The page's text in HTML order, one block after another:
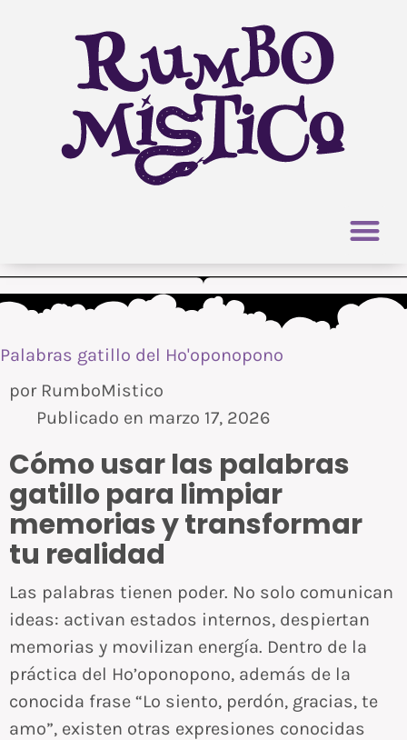
Palabras gatillo del Ho'oponopono
porRumboMistico
Publicado en marzo 17, 2026
Cómo usar las palabras
gatillo para limpiar
memorias y transformar
tu realidad
Las palabras tienen poder. No solo comunican
ideas: activan estados internos, despiertan
memorias y movilizan energía. Dentro de la
práctica del Ho’oponopono, además de la
conocida frase “Lo siento, perdón, gracias, te
amo”, existen otras expresiones conocidas